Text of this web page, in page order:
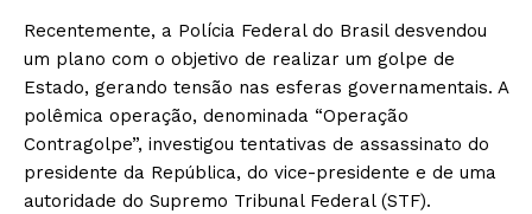
Recentemente, a Polícia Federal do Brasil desvendou
um plano com o objetivo de realizar um golpe de
Estado, gerando tensão nas esferas governamentais. A
polêmica operação, denominada “Operação
Contragolpe”, investigou tentativas de assassinato do
presidente da República, do vice-presidente e de uma
autoridade do Supremo Tribunal Federal (STF).